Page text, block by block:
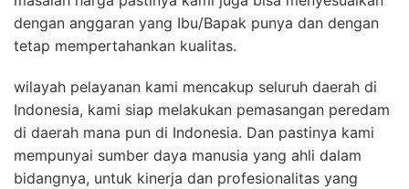
dengan anggaran yang Ibu/Bapak punya dan dengan
tetap mempertahankan kualitas.
wilayah pelayanan kami mencakup seluruh daerah di
Indonesia, kami siap melakukan pemasangan peredam
di daerah mana pun di Indonesia. Dan pastinya kami
mempunyai sumber daya manusia yang ahli dalam
bidangnya, untuk kinerja dan profesionalitas yang